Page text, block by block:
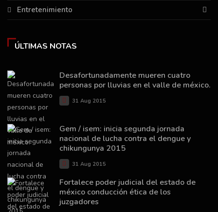
Entretenimiento
ÚLTIMAS NOTAS
Desafortunadamente mueren cuatro
personas por lluvias en el valle de méxico.
31 Aug 2015
Gem / isem: inicia segunda jornada
nacional de lucha contra el dengue y
chikungunya 2015
31 Aug 2015
Fortalece poder judicial del estado de
méxico conducción ética de los
juzgadores